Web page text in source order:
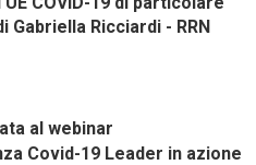
Ricciardi - RRN
al webinar
Covid-19 Leader in azione